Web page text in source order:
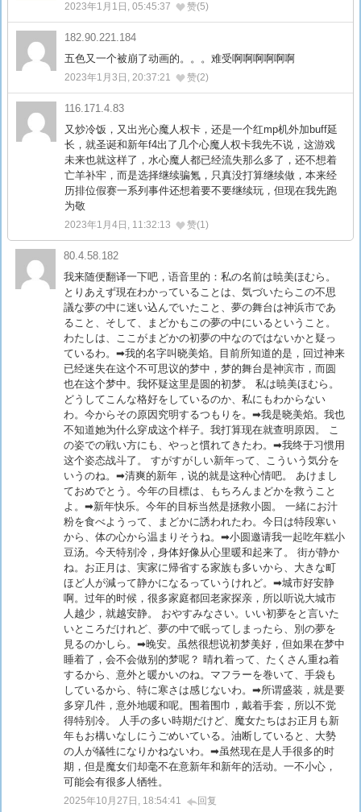
2023年1月1日, 05:45:37 赞(5)
182.90.221.184
五色又一个被崩了动画的。。。难受啊啊啊啊啊啊
2023年1月3日, 20:37:21 赞(2)
116.171.4.83
又炒冷饭，又出光心魔人权卡，还是一个红mp机外加buff延
长，就圣诞和新年f4出了几个心魔人权卡我先不说，这游戏
未来也就这样了，水心魔人都已经流失那么多了，还不想着
亡羊补牢，而是选择继续骗氪，只真没打算继续做，本来经
历排位假赛一系列事件还想着要不要继续玩，但现在我先跑
为敬
2023年1月4日, 11:32:13 赞(1)
80.4.58.182
我来随便翻译一下吧，语音里的：私の名前は暁美ほむら。
とりあえず現在わかっていることは、気づいたらこの不思
議な夢の中に迷い込んでいたこと、夢の舞台は神浜市であ
ること、そして、まどかもこの夢の中にいるということ。
わたしは、ここがまどかの初夢の中なのではないかと疑っ
ているわ。➡我的名字叫晓美焰。目前所知道的是，回过神来
已经迷失在这个不可思议的梦中，梦的舞台是神滨市，而圆
也在这个梦中。我怀疑这里是圆的初梦。 私は暁美ほむら。
どうしてこんな格好をしているのか、私にもわからない
わ。今からその原因究明するつもりを。➡我是晓美焰。我也
不知道她为什么穿成这个样子。我打算现在就查明原因。 こ
の姿での戦い方にも、やっと慣れてきたわ。➡我终于习惯用
这个姿态战斗了。 すがすがしい新年って、こういう気分を
いうのね。➡清爽的新年，说的就是这种心情吧。 あけまし
ておめでとう。今年の目標は、もちろんまどかを救うこと
よ。➡新年快乐。今年的目标当然是拯救小圆。 一緒にお汁
粉を食べようって、まどかに誘われたわ。今日は特段寒い
から、体の心から温まりそうね。➡小圆邀请我一起吃年糕小
豆汤。今天特别冷，身体好像从心里暖和起来了。 街が静か
ね。お正月は、実家に帰省する家族も多いから、大きな町
ほど人が減って静かになるっていうけれど。➡城市好安静
啊。过年的时候，很多家庭都回老家探亲，所以听说大城市
人越少，就越安静。 おやすみなさい。いい初夢をと言いた
いところだけれど、夢の中で眠ってしまったら、別の夢を
見るのかしら。➡晚安。虽然很想说初梦美好，但如果在梦中
睡着了，会不会做别的梦呢？ 晴れ着って、たくさん重ね着
するから、意外と暖かいのね。マフラーを巻いて、手袋も
しているから、特に寒さは感じないわ。➡所谓盛装，就是要
多穿几件，意外地暖和呢。围着围巾，戴着手套，所以不觉
得特别冷。 人手の多い時期だけど、魔女たちはお正月も新
年もお構いなしにうごめいている。油断していると、大勢
の人が犠牲になりかねないわ。➡虽然现在是人手很多的时
期，但是魔女们却毫不在意新年和新年的活动。一不小心，
可能会有很多人牺牲。
2025年10月27日, 18:54:41 回复